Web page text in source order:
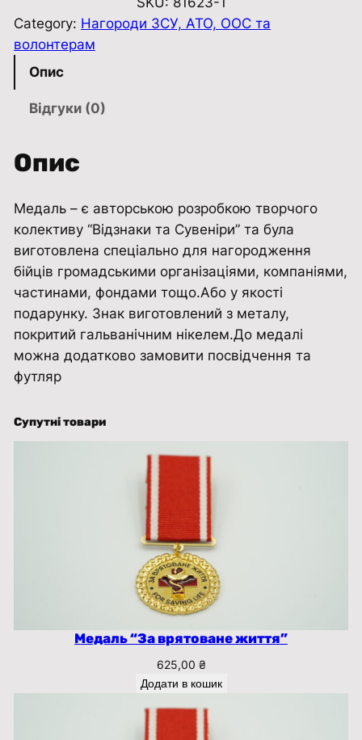
Category: Нагороди ЗСУ, АТО, ООС та
волонтерам
Опис
Відгуки (0)
Опис
Медаль – є авторською розробкою творчого
колективу “Відзнаки та Сувенiри” та була
виготовлена ​​спеціально для нагородження
бійців громадськими організаціями, компаніями,
частинами, фондами тощо.Або у якості
подарунку. Знак виготовлений з металу,
покритий гальванічним нікелем.До медалі
можна додатково замовити посвідчення та
футляр
Супутні товари
Медаль “За врятоване життя”
625,00 ₴
Додати в кошик